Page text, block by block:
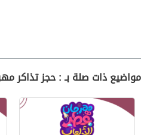
مواضيع ذات صلة بـ : حجز تذاكر